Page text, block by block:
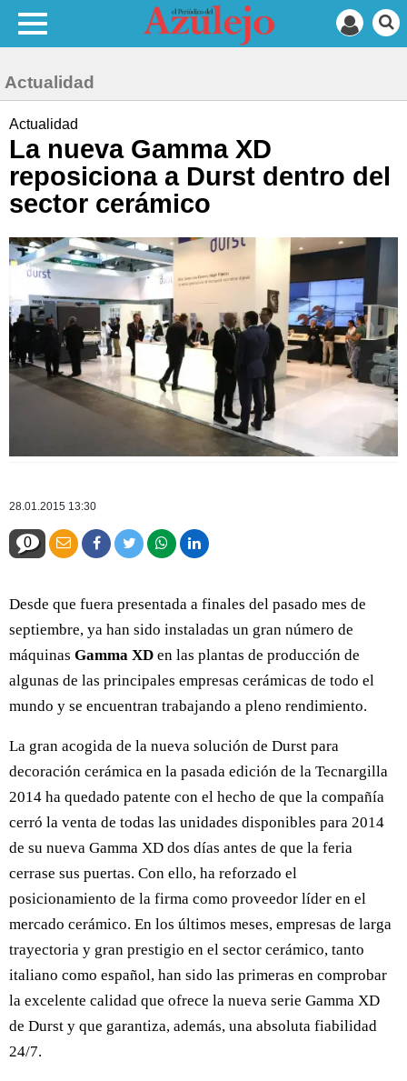
Actualidad
Actualidad
La nueva Gamma XD
reposiciona a Durst dentro del
sector cerámico
28.01.2015 13:30
0
Desde que fuera presentada a finales del pasado mes de
septiembre, ya han sido instaladas un gran número de
máquinas Gamma XD en las plantas de producción de
algunas de las principales empresas cerámicas de todo el
mundo y se encuentran trabajando a pleno rendimiento.
La gran acogida de la nueva solución de Durst para
decoración cerámica en la pasada edición de la Tecnargilla
2014 ha quedado patente con el hecho de que la compañía
cerró la venta de todas las unidades disponibles para 2014
de su nueva Gamma XD dos días antes de que la feria
cerrase sus puertas. Con ello, ha reforzado el
posicionamiento de la firma como proveedor líder en el
mercado cerámico. En los últimos meses, empresas de larga
trayectoria y gran prestigio en el sector cerámico, tanto
italiano como español, han sido las primeras en comprobar
la excelente calidad que ofrece la nueva serie Gamma XD
de Durst y que garantiza, además, una absoluta fiabilidad
24/7.